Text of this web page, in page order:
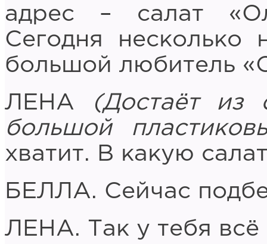
адрес – салат
Сегодня
большой любитель
ЛЕНА
(Достаёт из
большой
хватит. В какую
БЕЛЛА. Сейчас
ЛЕНА. Так у тебя всё